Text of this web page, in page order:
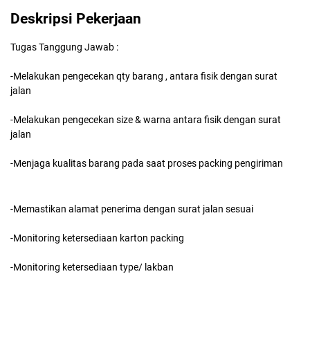
Deskripsi Pekerjaan
Tugas Tanggung Jawab :
-Melakukan pengecekan qty barang , antara fisik dengan surat
jalan
-Melakukan pengecekan size & warna antara fisik dengan surat
jalan
-Menjaga kualitas barang pada saat proses packing pengiriman
-Memastikan alamat penerima dengan surat jalan sesuai
-Monitoring ketersediaan karton packing
-Monitoring ketersediaan type/ lakban